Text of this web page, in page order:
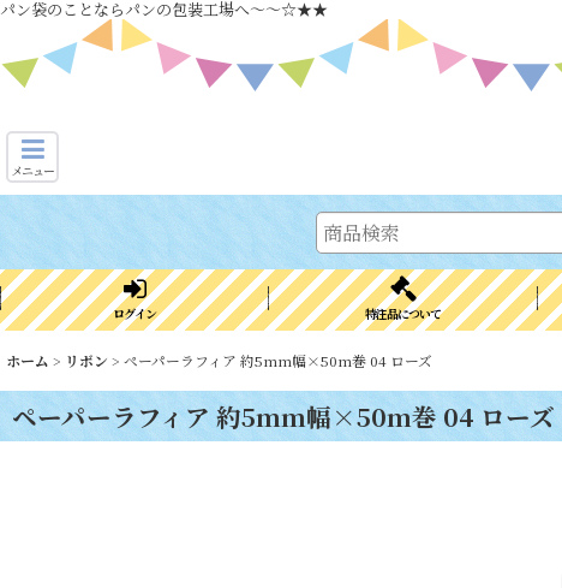
パン袋のことならパンの包装工場へ～～☆★★
メニュー
ログイン 特注品について
ホーム > リボン > ペーパーラフィア 約5mm幅×50m巻 04 ローズ
ペーパーラフィア 約5mm幅×50m巻 04 ローズ